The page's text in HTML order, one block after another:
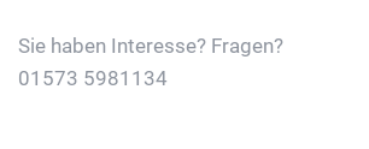
Sie haben Interesse? Fragen?
01573 5981134